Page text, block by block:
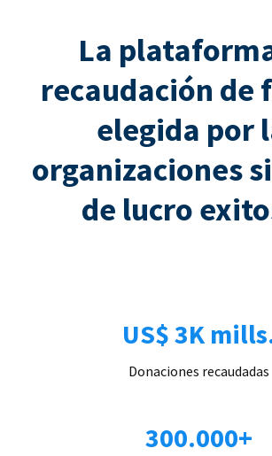
La
recaudación de
elegida por
organizaciones
de lucro
US$ 3K
Donaciones recaudadas
300.000+